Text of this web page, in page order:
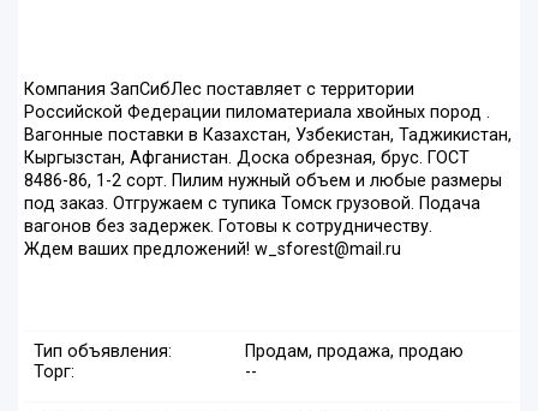
Компания ЗапСибЛес поставляет с территории
Российской Федерации пиломатериала хвойных пород .
Вагонные поставки в Казахстан, Узбекистан, Таджикистан,
Кыргызстан, Афганистан. Доска обрезная, брус. ГОСТ
8486-86, 1-2 сорт. Пилим нужный объем и любые размеры
под заказ. Отгружаем с тупика Томск грузовой. Подача
вагонов без задержек. Готовы к сотрудничеству.
Ждем ваших предложений! w_sforest@mail.ru
Тип объявления:
Продам, продажа, продаю
Торг:
--